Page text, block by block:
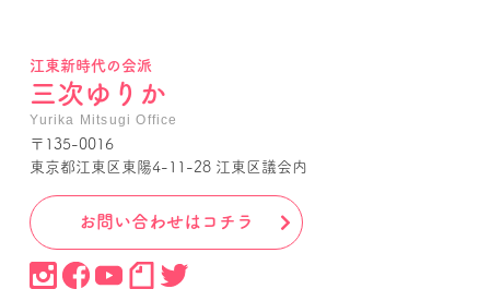
江東新時代の会派
三次ゆりか
Yurika Mitsugi Office
〒135-0016
東京都江東区東陽4-11-28 江東区議会内
お問い合わせはコチラ